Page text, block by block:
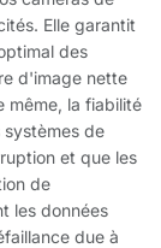
Elle garantit
des
d'image nette
même, la fiabilité
de
et que les
de
les données
due à